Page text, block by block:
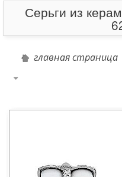
Серьги из
главная страница